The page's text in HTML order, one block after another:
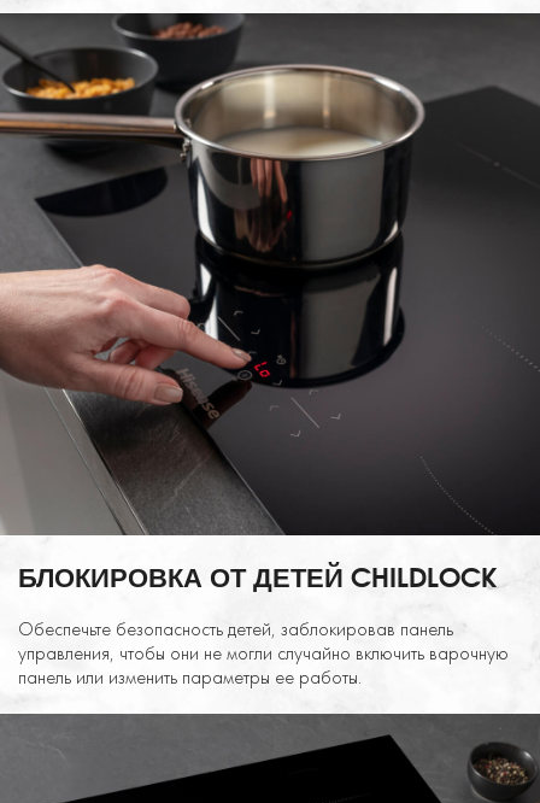
БЛОКИРОВКА ОТ ДЕТЕЙ CHILDLOCK
Обеспечьте безопасность детей, заблокировав панель
управления, чтобы они не могли случайно включить варочную
панель или изменить параметры ее работы.